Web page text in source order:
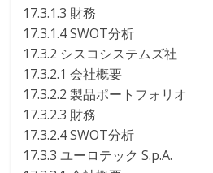
17.3.1.3 財務
17.3.1.4 SWOT分析
17.3.2 シスコシステムズ社
17.3.2.1 会社概要
17.3.2.2 製品ポートフォリオ
17.3.2.3 財務
17.3.2.4 SWOT分析
17.3.3 ユーロテック S.p.A.